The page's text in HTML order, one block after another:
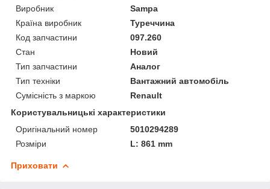
Виробник
Sampa
Країна виробник
Туреччина
Код запчастини
097.260
Стан
Новий
Тип запчастини
Аналог
Тип техніки
Вантажний автомобіль
Сумісність з маркою
Renault
Користувальницькі характеристики
Оригінальний номер
5010294289
Розміри
L: 861 mm
Приховати